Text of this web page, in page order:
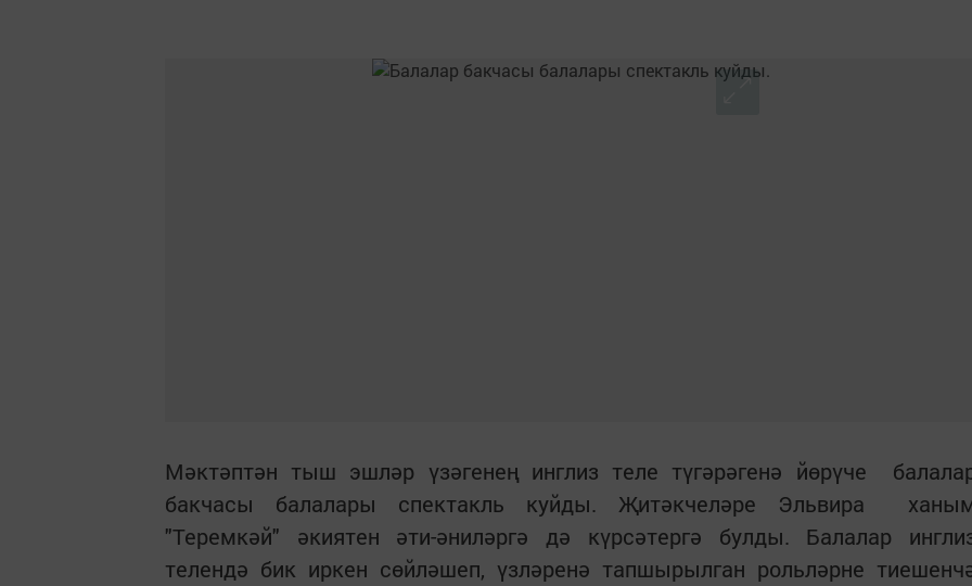
Мәктәптән тыш эшләр үзәгенең инглиз теле түгәрәгенә йөрүче
бакчасы балалары спектакль куйды. Җитәкчеләре Эльвира
"Теремкәй" әкиятен әти-әниләргә дә күрсәтергә булды. Балалар
телендә бик иркен сөйләшеп, үзләренә тапшырылган рольләрне